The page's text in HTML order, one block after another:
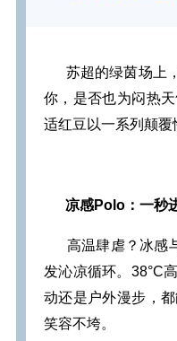
苏超的绿茵场上，
你，是否也为闷热
适红豆以一系列颠覆
凉感Polo：一秒
高温肆虐？冰感
发沁凉循环。38°C
动还是户外漫步，
笑容不垮。